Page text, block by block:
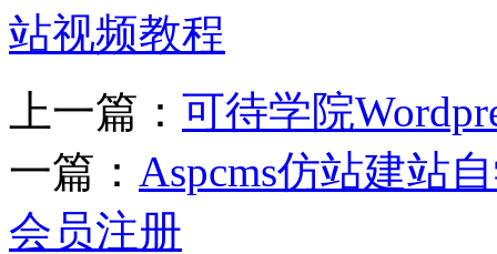
站视频教程
上一篇： 可待学院
一篇： Aspcms仿站建站
会员注册